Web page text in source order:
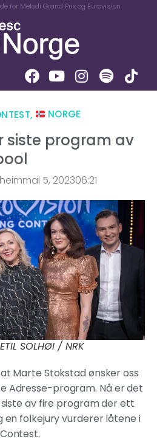
for Melodi Grand Prix og Eurovision
, NORGE
siste program av
mai 5, 202306:21
SOLHØI / NRK
Marte Stokstad ønsker oss
Adresse-program. Nå er det
av fire program der ett
en folkejury vurderer låtene i